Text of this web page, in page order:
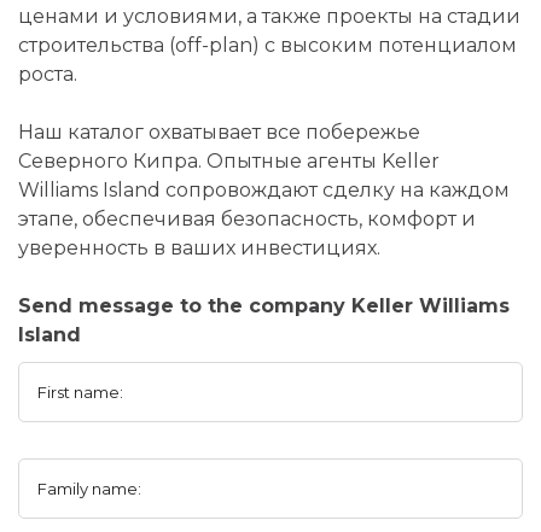
ценами и условиями, а также проекты на стадии
строительства (off-plan) с высоким потенциалом
роста.
Наш каталог охватывает все побережье
Северного Кипра. Опытные агенты Keller
Williams Island сопровождают сделку на каждом
этапе, обеспечивая безопасность, комфорт и
уверенность в ваших инвестициях.
Send message to the company Keller Williams
Island
First name:
Family name: